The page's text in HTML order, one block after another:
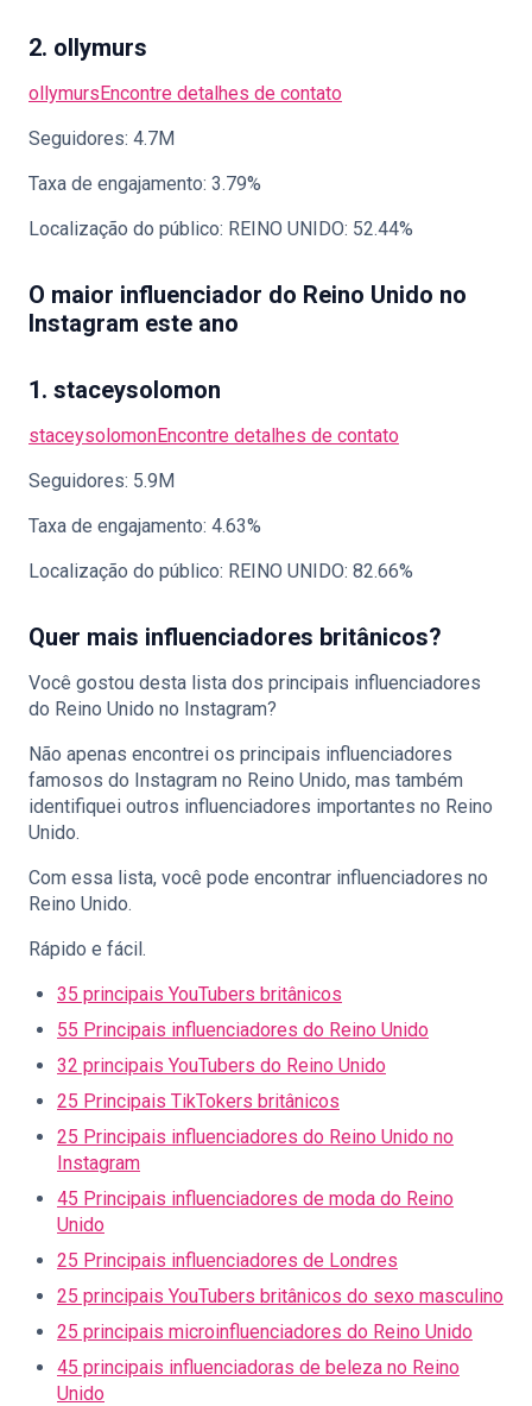
2. ollymurs
ollymursEncontre detalhes de contato
Seguidores: 4.7M
Taxa de engajamento: 3.79%
Localização do público: REINO UNIDO: 52.44%
O maior influenciador do Reino Unido no
Instagram este ano
1. staceysolomon
staceysolomonEncontre detalhes de contato
Seguidores: 5.9M
Taxa de engajamento: 4.63%
Localização do público: REINO UNIDO: 82.66%
Quer mais influenciadores britânicos?
Você gostou desta lista dos principais influenciadores
do Reino Unido no Instagram?
Não apenas encontrei os principais influenciadores
famosos do Instagram no Reino Unido, mas também
identifiquei outros influenciadores importantes no Reino
Unido.
Com essa lista, você pode encontrar influenciadores no
Reino Unido.
Rápido e fácil.
35 principais YouTubers britânicos
55 Principais influenciadores do Reino Unido
32 principais YouTubers do Reino Unido
25 Principais TikTokers britânicos
25 Principais influenciadores do Reino Unido no
Instagram
45 Principais influenciadores de moda do Reino
Unido
25 Principais influenciadores de Londres
25 principais YouTubers britânicos do sexo masculino
25 principais microinfluenciadores do Reino Unido
45 principais influenciadoras de beleza no Reino
Unido